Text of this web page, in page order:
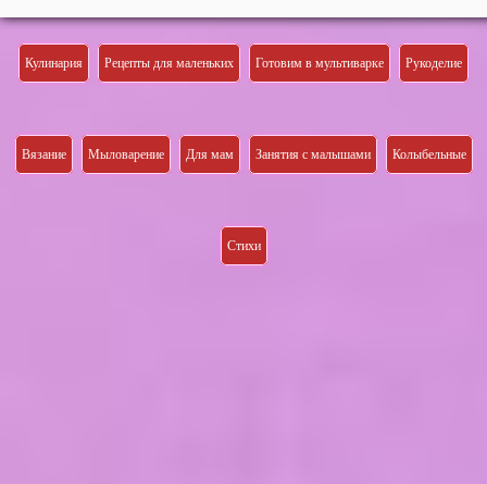
Кулинария Рецепты для маленьких Готовим в мультиварке Рукоделие
Вязание Мыловарение Для мам Занятия с малышами Колыбельные
Стихи